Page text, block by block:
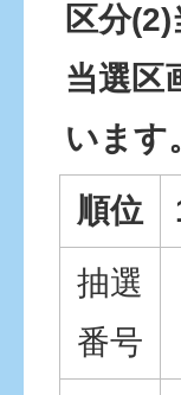
区分
当選区
います
順位
抽選
番号